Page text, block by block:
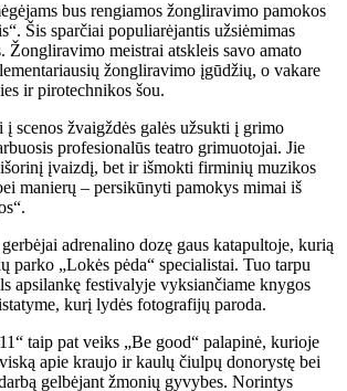
bus rengiamos žongliravimo pamokos
Šis sparčiai populiarėjantis užsiėmimas
Žongliravimo meistrai atskleis savo amato
žongliravimo įgūdžių, o vakare
ir pirotechnikos šou.
scenos žvaigždės galės užsukti į grimo
profesionalūs teatro grimuotojai. Jie
įvaizdį, bet ir išmokti firminių muzikos
manierų – persikūnyti pamokys mimai iš
adrenalino dozę gaus katapultoje, kurią
parko „Lokės pėda“ specialistai. Tuo tarpu
apsilankę festivalyje vyksiančiame knygos
kurį lydės fotografijų paroda.
taip pat veiks „Be good“ palapinė, kurioje
apie kraujo ir kaulų čiulpų donorystę bei
gelbėjant žmonių gyvybes. Norintys